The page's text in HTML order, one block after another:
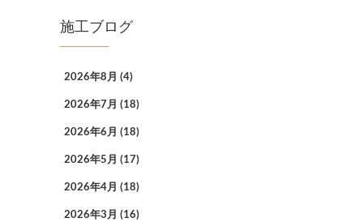
施工ブログ
2026年8月 (4)
2026年7月 (18)
2026年6月 (18)
2026年5月 (17)
2026年4月 (18)
2026年3月 (16)